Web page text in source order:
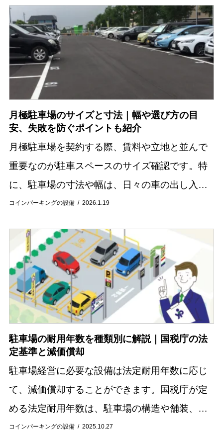
は、土地活...
コインパーキングの設備 2026.1.19
月極駐車場のサイズと寸法｜幅や選び方の目
安、失敗を防ぐポイントも紹介
月極駐車場を契約する際、賃料や立地と並んで
重要なのが駐車スペースのサイズ確認です。特
に、駐車場の寸法や幅は、日々の車の出し入れ
のしやすさに直結するため、慎重に選ぶ必要が
を選んでし...
コインパーキングの設備 2025.10.27
駐車場の耐用年数を種類別に解説｜国税庁の法
定基準と減価償却
駐車場経営に必要な設備は法定耐用年数に応じ
て、減価償却することができます。国税庁が定
める法定耐用年数は、駐車場の構造や舗装、設
備の種類によって細かく分類されています。例